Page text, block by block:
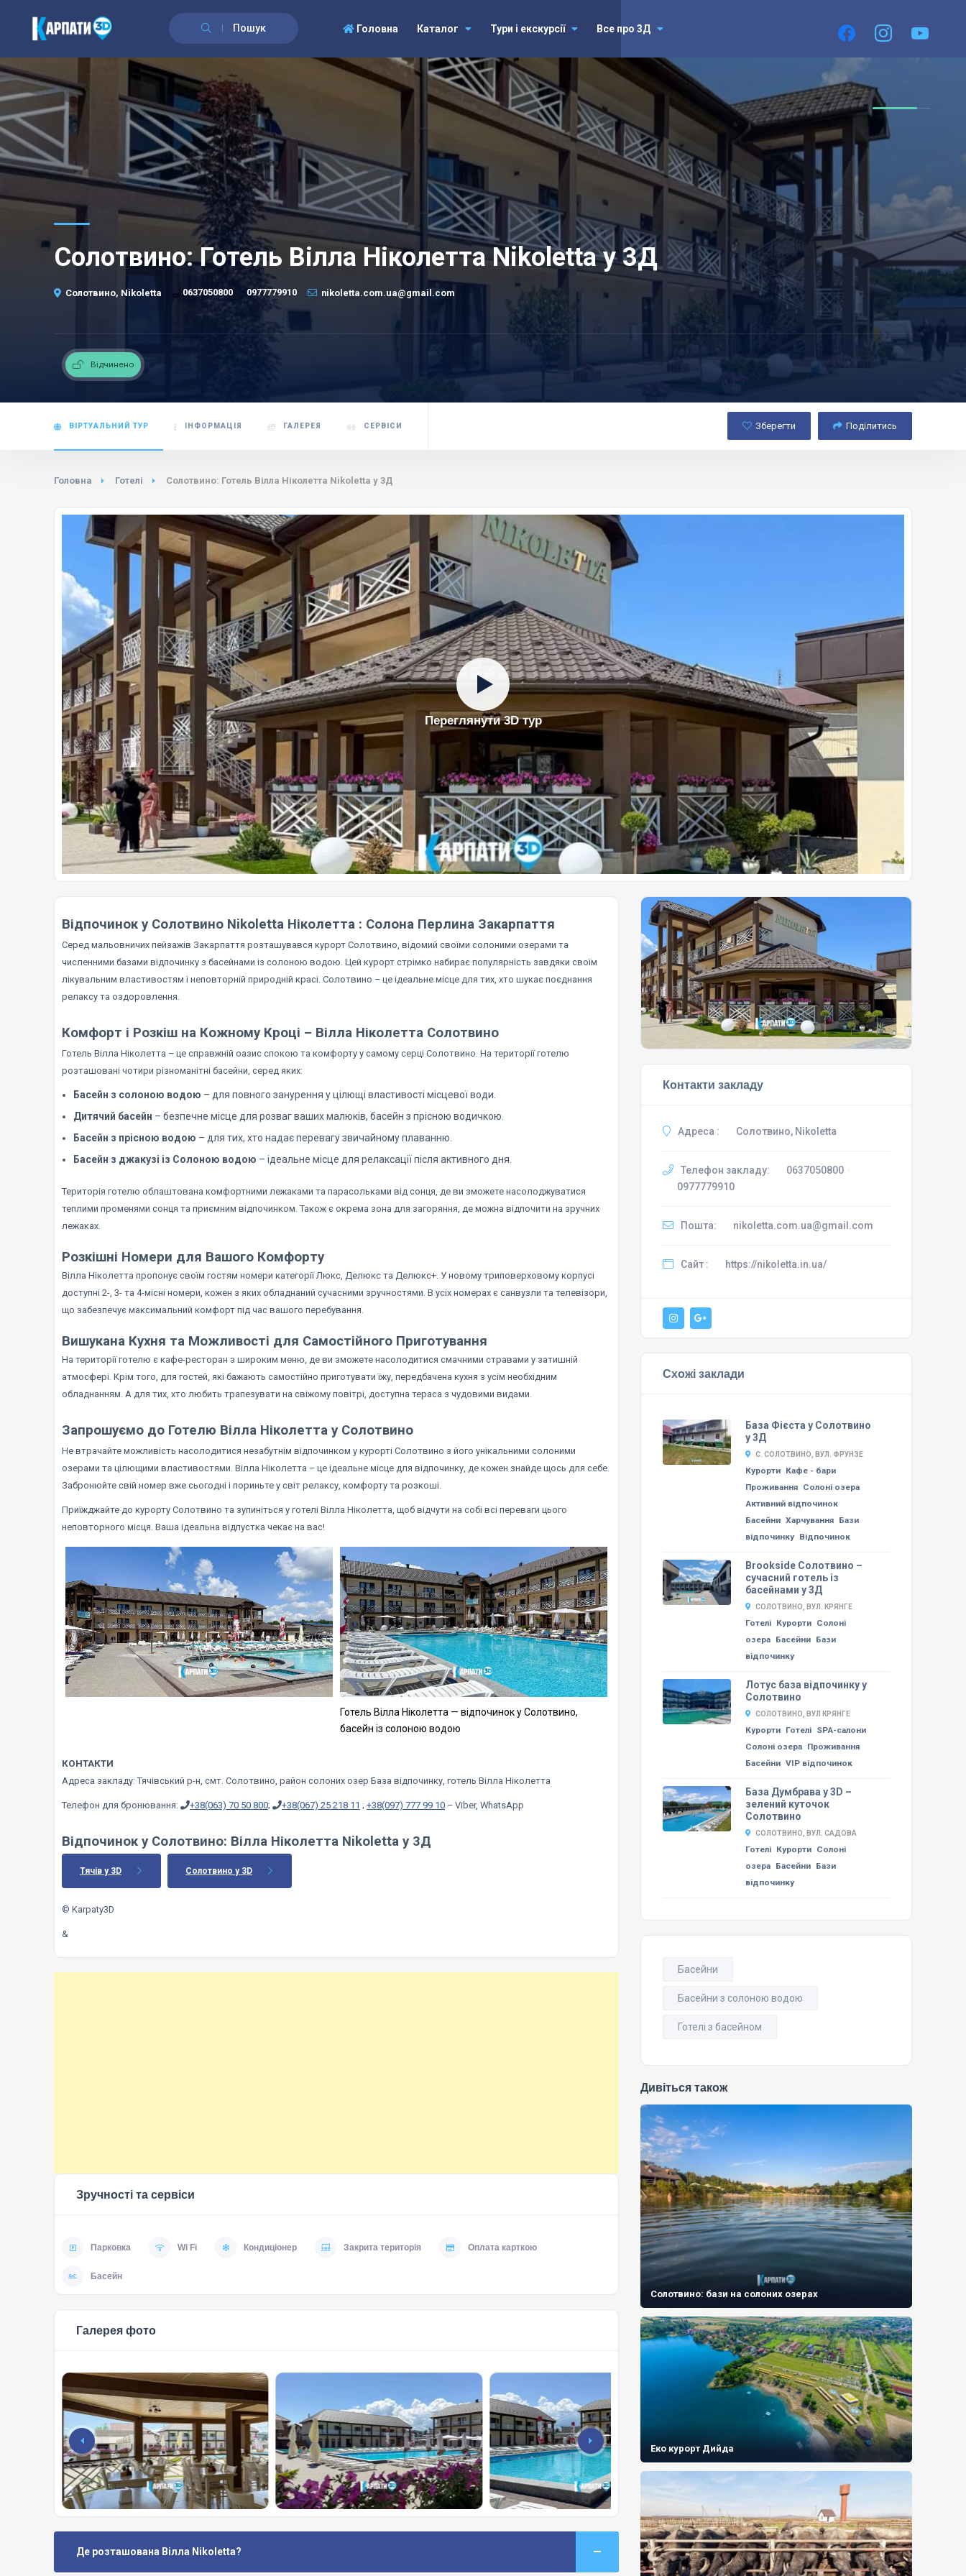
Пошук
facebook instagramyoutube
Головна Каталог Тури і екскурсії Все про 3Д
Солотвино: Готель Вілла Ніколетта Nikoletta у 3Д
Солотвино, Nikoletta 0637050800 0977779910 nikoletta.com.ua@gmail.com
Відчинено
ВІРТУАЛЬНИЙ ТУР ІНФОРМАЦІЯ ГАЛЕРЕЯ СЕРВІСИ Зберегти Поділитись
Головна Готелі Солотвино: Готель Вілла Ніколетта Nikoletta у 3Д
Переглянути 3D тур
Відпочинок у Солотвино Nikoletta Ніколетта : Солона Перлина Закарпаття
Серед мальовничих пейзажів Закарпаття розташувався курорт Солотвино, відомий своїми солоними озерами та
численними базами відпочинку з басейнами із солоною водою. Цей курорт стрімко набирає популярність завдяки своїм
лікувальним властивостям і неповторній природній красі. Солотвино – це ідеальне місце для тих, хто шукає поєднання
релаксу та оздоровлення.
Комфорт і Розкіш на Кожному Кроці – Вілла Ніколетта Солотвино
Готель Вілла Ніколетта – це справжній оазис спокою та комфорту у самому серці Солотвино. На території готелю
розташовані чотири різноманітні басейни, серед яких:
Басейн з солоною водою – для повного занурення у цілющі властивості місцевої води.
Дитячий басейн – безпечне місце для розваг ваших малюків, басейн з прісною водичкою.
Басейн з прісною водою – для тих, хто надає перевагу звичайному плаванню.
Басейн з джакузі із Солоною водою – ідеальне місце для релаксації після активного дня.
Територія готелю облаштована комфортними лежаками та парасольками від сонця, де ви зможете насолоджуватися
теплими променями сонця та приємним відпочинком. Також є окрема зона для загоряння, де можна відпочити на зручних
лежаках.
Розкішні Номери для Вашого Комфорту
Вілла Ніколетта пропонує своїм гостям номери категорії Люкс, Делюкс та Делюкс+. У новому триповерховому корпусі
доступні 2-, 3- та 4-місні номери, кожен з яких обладнаний сучасними зручностями. В усіх номерах є санвузли та телевізори,
що забезпечує максимальний комфорт під час вашого перебування.
Вишукана Кухня та Можливості для Самостійного Приготування
На території готелю є кафе-ресторан з широким меню, де ви зможете насолодитися смачними стравами у затишній
атмосфері. Крім того, для гостей, які бажають самостійно приготувати їжу, передбачена кухня з усім необхідним
обладнанням. А для тих, хто любить трапезувати на свіжому повітрі, доступна тераса з чудовими видами.
Запрошуємо до Готелю Вілла Ніколетта у Солотвино
Не втрачайте можливість насолодитися незабутнім відпочинком у курорті Солотвино з його унікальними солоними
озерами та цілющими властивостями. Вілла Ніколетта – це ідеальне місце для відпочинку, де кожен знайде щось для себе.
Забронюйте свій номер вже сьогодні і пориньте у світ релаксу, комфорту та розкоші.
Приїжджайте до курорту Солотвино та зупиніться у готелі Вілла Ніколетта, щоб відчути на собі всі переваги цього
неповторного місця. Ваша ідеальна відпустка чекає на вас!
Готель Вілла Ніколетта — відпочинок у Солотвино,
басейн із солоною водою
КОНТАКТИ
Адреса закладу: Тячівський р-н, смт. Солотвино, район солоних озер База відпочинку, готель Вілла Ніколетта
Телефон для бронювання: +38(063) 70 50 800; +38(067) 25 218 11 ; +38(097) 777 99 10 – Viber, WhatsApp
Відпочинок у Солотвино: Вілла Ніколетта Nikoletta у 3Д
Тячів у 3D Солотвино у 3D
© Karpaty3D
&
Зручності та сервіси
Парковка Wi Fi Кондиціонер Закрита територія Оплата карткою
Басейн
Галерея фото
Де розташована Вілла Nikoletta?
Контакти закладу
Адреса : Солотвино, Nikoletta
Телефон закладу: 0637050800 ·
0977779910
Пошта: nikoletta.com.ua@gmail.com
Сайт : https://nikoletta.in.ua/
Схожі заклади
База Фієста у Солотвино
у 3Д
С. СОЛОТВИНО, ВУЛ. ФРУНЗЕ
Курорти Кафе - бари
Проживання Солоні озера
Активний відпочинок
Басейни Харчування Бази
відпочинку Відпочинок
Brookside Солотвино –
сучасний готель із
басейнами у 3Д
СОЛОТВИНО, ВУЛ. КРЯНГЕ
Готелі Курорти Солоні
озера Басейни Бази
відпочинку
Лотус база відпочинку у
Солотвино
СОЛОТВИНО, ВУЛ КРЯНГЕ
Курорти Готелі SPA-салони
Солоні озера Проживання
Басейни VIP відпочинок
База Думбрава у 3D –
зелений куточок
Солотвино
СОЛОТВИНО, ВУЛ. САДОВА
Готелі Курорти Солоні
озера Басейни Бази
відпочинку
Басейни
Басейни з солоною водою
Готелі з басейном
Дивіться також
Солотвино: бази на солоних озерах
Еко курорт Дийда